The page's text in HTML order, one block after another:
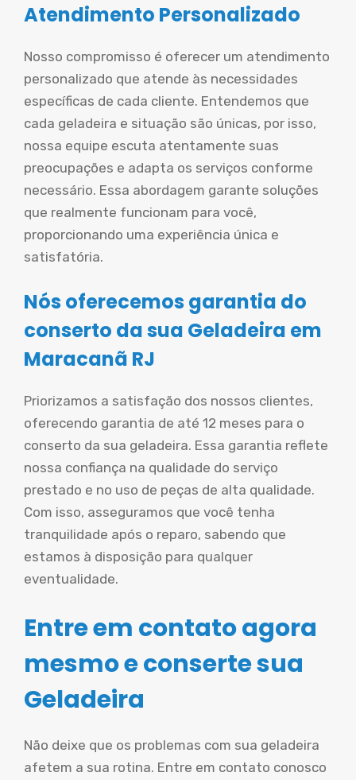
Atendimento Personalizado
Nosso compromisso é oferecer um atendimento
personalizado que atende às necessidades
específicas de cada cliente. Entendemos que
cada geladeira e situação são únicas, por isso,
nossa equipe escuta atentamente suas
preocupações e adapta os serviços conforme
necessário. Essa abordagem garante soluções
que realmente funcionam para você,
proporcionando uma experiência única e
satisfatória.
Nós oferecemos garantia do
conserto da sua Geladeira em
Maracanã RJ
Priorizamos a satisfação dos nossos clientes,
oferecendo garantia de até 12 meses para o
conserto da sua geladeira. Essa garantia reflete
nossa confiança na qualidade do serviço
prestado e no uso de peças de alta qualidade.
Com isso, asseguramos que você tenha
tranquilidade após o reparo, sabendo que
estamos à disposição para qualquer
eventualidade.
Entre em contato agora
mesmo e conserte sua
Geladeira
Não deixe que os problemas com sua geladeira
afetem a sua rotina. Entre em contato conosco